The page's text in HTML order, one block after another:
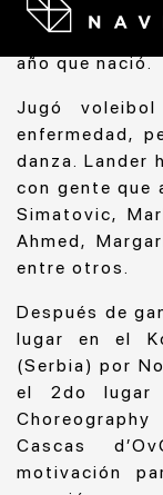
Lander
que se
año que nació.
Jugó
enfermedad,
danza. Lander
con gente que
Simatovic,
Ahmed,
entre otros.
Después de
lugar en el
(Serbia) por
el 2do lugar
Cascas
motivación